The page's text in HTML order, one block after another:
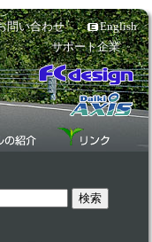
問い合わせ
English
サポート企業